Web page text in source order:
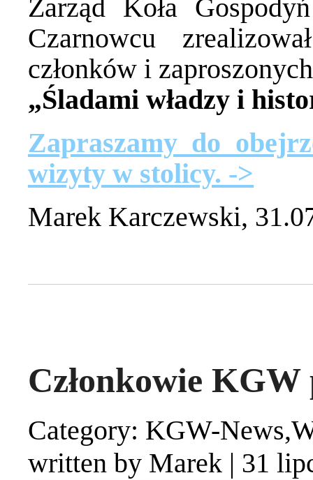
Zarząd Koła
Czarnowcu
członków i
„Śladami władzy i
Zapraszamy do
wizyty w stolicy. ->
Marek Karczewski,
Członkowie KGW
Category: KGW-
written by Marek | 31